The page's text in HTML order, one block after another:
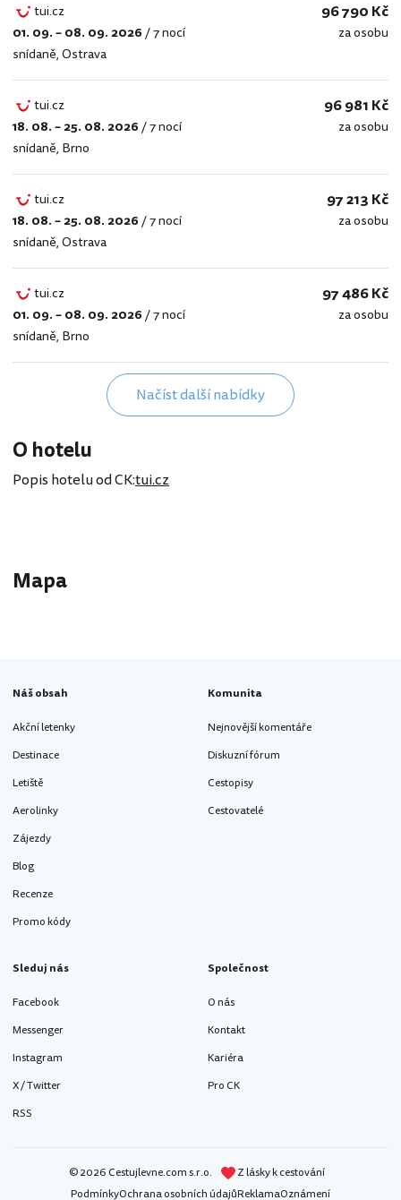
tui.cz
tui.cz
01. 09. – 08. 09. 2026/7 nocí
snídaně,Ostrava
96 790 Kč
za osobu
tui.cz
tui.cz
18. 08. – 25. 08. 2026/7 nocí
snídaně, Brno
96 981 Kč
za osobu
tui.cz
tui.cz
18. 08. – 25. 08. 2026/7 nocí
snídaně,Ostrava
97 213 Kč
za osobu
tui.cz
tui.cz
01. 09. – 08. 09. 2026/7 nocí
snídaně, Brno
97 486 Kč
za osobu
Načíst další nabídky
O hotelu
Popis hotelu od CK:tui.cz
Mapa
Náš obsah
Akční letenky
Destinace
Letiště
Aerolinky
Zájezdy
Blog
Recenze
Promo kódy
Komunita
Nejnovější komentáře
Diskuzní fórum
Cestopisy
Cestovatelé
Sleduj nás
Facebook
Messenger
Instagram
X / Twitter
RSS
Společnost
O nás
Kontakt
Kariéra
Pro CK
© 2026 Cestujlevne.com s.r.o.
Z lásky k cestování
PodmínkyOchrana osobních údajůReklamaOznámení